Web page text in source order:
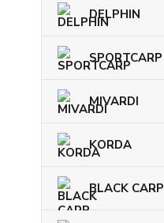
DELPHIN
SPORTCARP
MIVARDI
KORDA
BLACK CARP